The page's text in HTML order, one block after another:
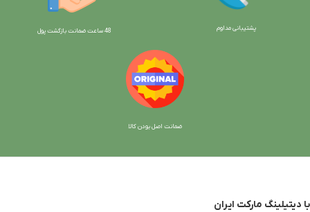
پشتیبانی مداوم 48 ساعت ضمانت بازگش ت پول
ضمانت اصل بودن کالا
با دیتیلینگ مارکت ایران